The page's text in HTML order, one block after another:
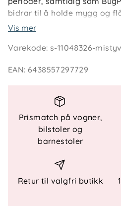
bidrar til å holde mygg og
passer godt til lek i skog og
glidelåslommer foran gir
synlighet når lyset er
et funksjonelt valg for
aktivitet og mye utetid.
Teknisk informasjon
Insektavvisende
Lett og pustende
Avtakbar hette for
Vis mer
Varekode:s-11048326-
EAN: 6438557297729
Prismatch på vogner,
bilstoler og
barnestoler
Retur til valgfri butikk